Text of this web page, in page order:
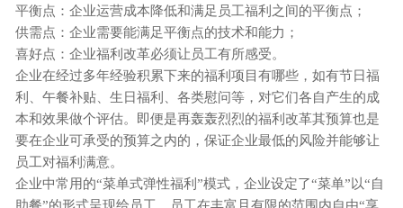
平衡点：企业运营成本降低和满足员工福利之间的平衡点；
供需点：企业需要能满足平衡点的技术和能力；
喜好点：企业福利改革必须让员工有所感受。
企业在经过多年经验积累下来的福利项目有哪些，如有节日福
利、午餐补贴、生日福利、各类慰问等，对它们各自产生的成
本和效果做个评估。即便是再轰轰烈烈的福利改革其预算也是
要在企业可承受的预算之内的，保证企业最低的风险并能够让
员工对福利满意。
企业中常用的“菜单式弹性福利”模式，企业设定了“菜单”以“自